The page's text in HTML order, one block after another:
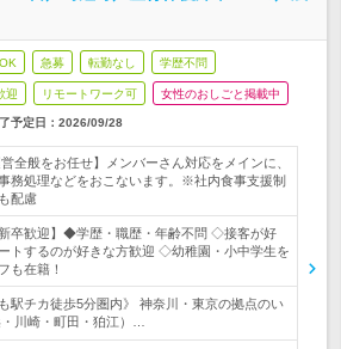
急募 転勤なし 学歴不問
迎 リモートワーク可 女性のおしごと掲載中
予定日： 2026/09/28
全般をお任せ】メンバーさん対応をメインに、
務処理などをおこないます。※社内食事支援制
配慮
新卒歓迎】◆学歴・職歴・年齢不問 ◇接客が好
トするのが好きな方歓迎 ◇幼稚園・小中学生を
も在籍！
駅チカ徒歩5分圏内》 神奈川・東京の拠点のい
川崎・町田・狛江）…